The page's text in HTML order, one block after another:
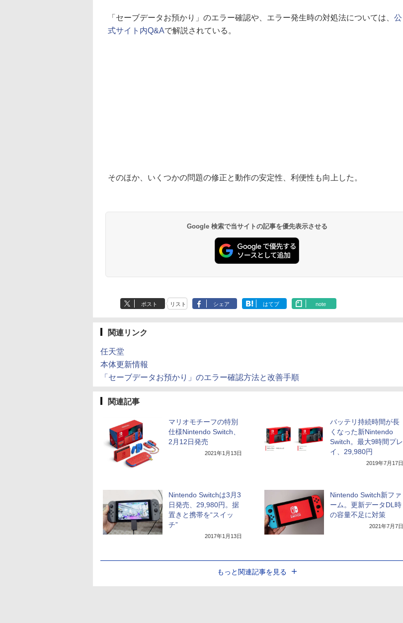
「セーブデータお預かり」のエラー確認や、エラー発生時の対処法については、 公
式サイト内Q&Aで解説されている。
そのほか、いくつかの問題の修正と動作の安定性、利便性も向上した。
Google 検索で当サイトの記事を優先表示させる
ポスト リスト シェア はてブ note
関連リンク
任天堂
本体更新情報
「セーブデータお預かり」のエラー確認方法と改善手順
関連記事
マリオモチーフの特別
仕様Nintendo Switch、
2月12日発売
2021年1月13日
バッテリ持続時間が長
くなった新Nintendo
Switch。最大9時間プレ
イ、29,980円
2019年7月17日
Nintendo Switchは3月3
日発売、29,980円。据
置きと携帯を“スイッ
チ”
2017年1月13日
Nintendo Switch新ファ
ーム。更新データDL時
の容量不足に対策
2021年7月7日
もっと関連記事を見る